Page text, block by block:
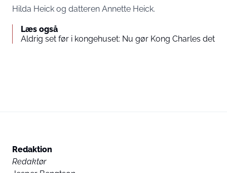
Hilda Heick og datteren Annette Heick.
Læs også
Aldrig set før i kongehuset: Nu gør Kong Charles det
Redaktion
Redaktør